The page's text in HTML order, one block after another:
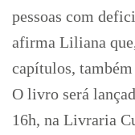
pessoas com
afirma Liliana
capítulos,
O livro será
16h, na Livraria